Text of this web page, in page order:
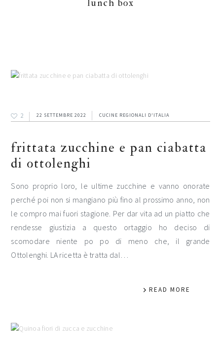
lunch box
2 22 SETTEMBRE 2022 CUCINE REGIONALI D'ITALIA
frittata zucchine e pan ciabatta
di ottolenghi
Sono proprio loro, le ultime zucchine e vanno onorate
perché poi non si mangiano più fino al prossimo anno, non
le compro mai fuori stagione. Per dar vita ad un piatto che
rendesse giustizia a questo ortaggio ho deciso di
scomodare niente po po di meno che, il grande
Ottolenghi. LA ricetta è tratta dal…
READ MORE